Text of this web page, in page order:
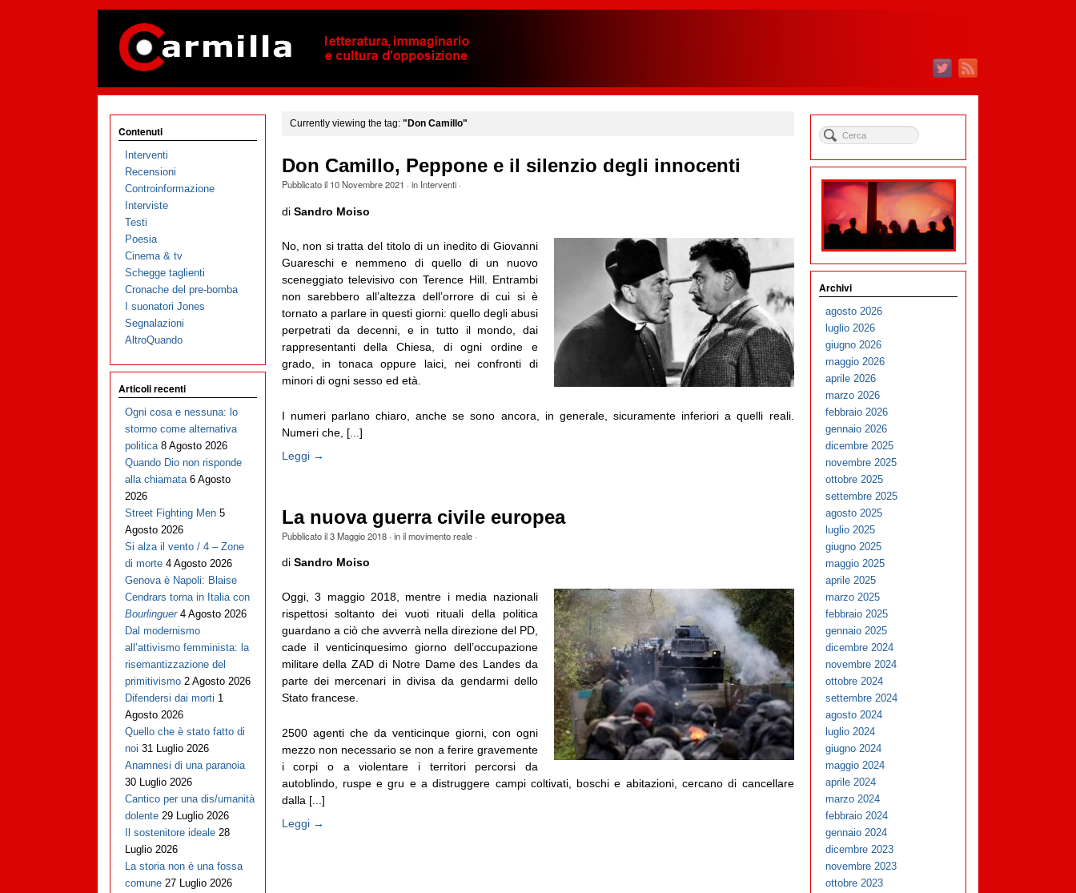
Currently viewing the tag: "Don Camillo"
Don Camillo, Peppone e il silenzio degli innocenti
Pubblicato il 10 Novembre 2021 · in Interventi·
di Sandro Moiso
No, non si tratta del titolo di un inedito di Giovanni
Guareschi e nemmeno di quello di un nuovo
sceneggiato televisivo con Terence Hill. Entrambi
non sarebbero all’altezza dell’orrore di cui si è
tornato a parlare in questi giorni: quello degli abusi
perpetrati da decenni, e in tutto il mondo, dai
rappresentanti della Chiesa, di ogni ordine e
grado, in tonaca oppure laici, nei confronti di
minori di ogni sesso ed età.
I numeri parlano chiaro, anche se sono ancora, in generale, sicuramente inferiori a quelli reali.
Numeri che, [...]
Leggi →
La nuova guerra civile europea
Pubblicato il3 Maggio 2018· inil movimento reale·
di Sandro Moiso
Oggi, 3 maggio 2018, mentre i media nazionali
rispettosi soltanto dei vuoti rituali della politica
guardano a ciò che avverrà nella direzione del PD,
cade il venticinquesimo giorno dell’occupazione
militare della ZAD di Notre Dame des Landes da
parte dei mercenari in divisa da gendarmi dello
Stato francese.
2500 agenti che da venticinque giorni, con ogni
mezzo non necessario se non a ferire gravemente
i corpi o a violentare i territori percorsi da
autoblindo, ruspe e gru e a distruggere campi coltivati, boschi e abitazioni, cercano di cancellare
dalla [...]
Leggi →
Contenuti
Interventi
Recensioni
Controinformazione
Interviste
Testi
Poesia
Cinema & tv
Schegge taglienti
Cronache del pre-bomba
I suonatori Jones
Segnalazioni
AltroQuando
Articoli recenti
Ogni cosa e nessuna: lo
stormo come alternativa
politica 8 Agosto 2026
Quando Dio non risponde
alla chiamata 6 Agosto
2026
Street Fighting Men 5
Agosto 2026
Si alza il vento / 4 – Zone
di morte 4 Agosto 2026
Genova è Napoli: Blaise
Cendrars torna in Italia con
Bourlinguer 4 Agosto 2026
Dal modernismo
all’attivismo femminista: la
risemantizzazione del
primitivismo 2 Agosto 2026
Difendersi dai morti 1
Agosto 2026
Quello che è stato fatto di
noi 31 Luglio 2026
Anamnesi di una paranoia
30 Luglio 2026
Cantico per una dis/umanità
dolente 29 Luglio 2026
Il sostenitore ideale 28
Luglio 2026
La storia non è una fossa
comune 27 Luglio 2026
Archivi
agosto 2026
luglio 2026
giugno 2026
maggio 2026
aprile 2026
marzo 2026
febbraio 2026
gennaio 2026
dicembre 2025
novembre 2025
ottobre 2025
settembre 2025
agosto 2025
luglio 2025
giugno 2025
maggio 2025
aprile 2025
marzo 2025
febbraio 2025
gennaio 2025
dicembre 2024
novembre 2024
ottobre 2024
settembre 2024
agosto 2024
luglio 2024
giugno 2024
maggio 2024
aprile 2024
marzo 2024
febbraio 2024
gennaio 2024
dicembre 2023
novembre 2023
ottobre 2023